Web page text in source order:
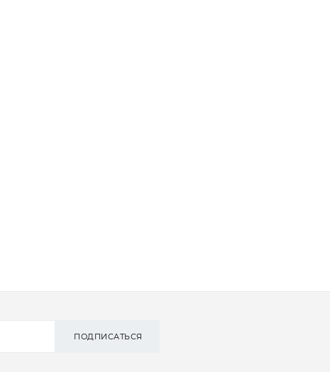
ПОДПИСАТЬСЯ